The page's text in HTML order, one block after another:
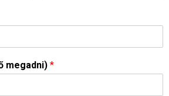
megadni) *